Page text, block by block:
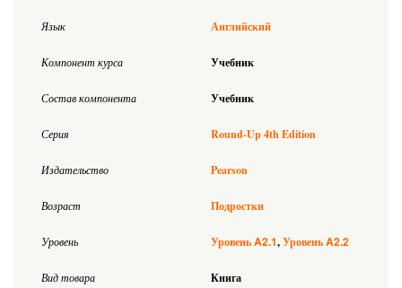
Язык Английский
Компонент курса Учебник
Состав компонента Учебник
Серия Round-Up 4th Edition
Издательство Pearson
Возраст Подростки
Уровень УровеньA2.1 УровеньA2.2
Вид товара Книга